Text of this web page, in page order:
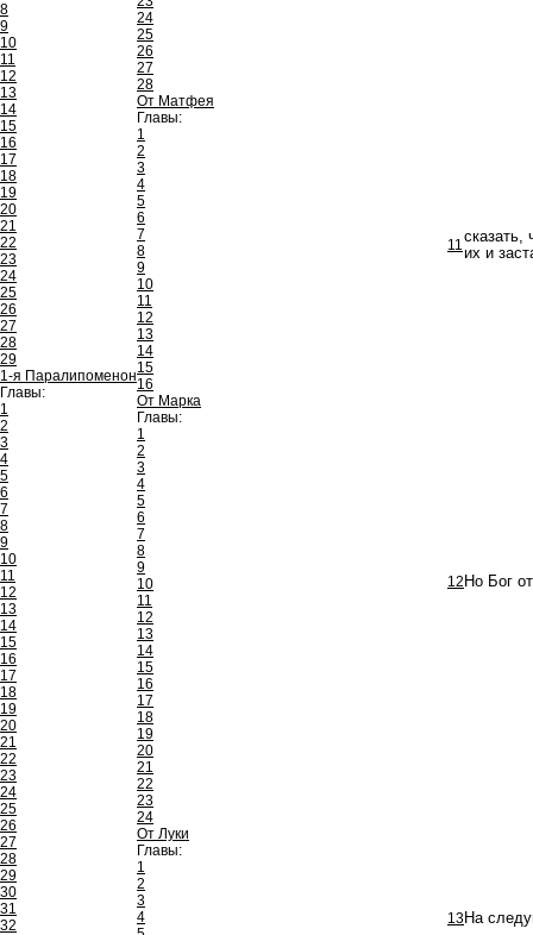
8
9
10
11
12
13
14
15
16
17
18
19
20
21
22
23
24
25
26
27
28
29
1-я Паралипоменон
Главы:
1
2
3
4
5
6
7
8
9
10
11
12
13
14
15
16
17
18
19
20
21
22
23
24
25
26
27
28
29
30
31
32
24
25
26
27
28
От Матфея
Главы:
1
2
3
4
5
6
7
8
9
10
11
12
13
14
15
16
От Марка
Главы:
1
2
3
4
5
6
7
8
9
10
11
12
13
14
15
16
17
18
19
20
21
22
23
24
От Луки
Главы:
1
2
3
4
11сказать,
их и
12 Но Бог
13На